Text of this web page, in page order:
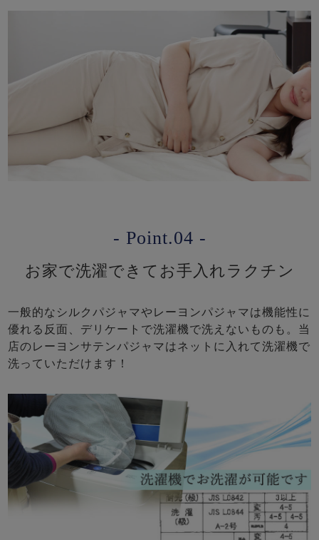
- Point.04 -
お家で洗濯できてお手入れラクチン
一般的なシルクパジャマやレーヨンパジャマは機能性に
優れる反面、デリケートで洗濯機で洗えないものも。当
店のレーヨンサテンパジャマはネットに入れて洗濯機で
洗っていただけます！